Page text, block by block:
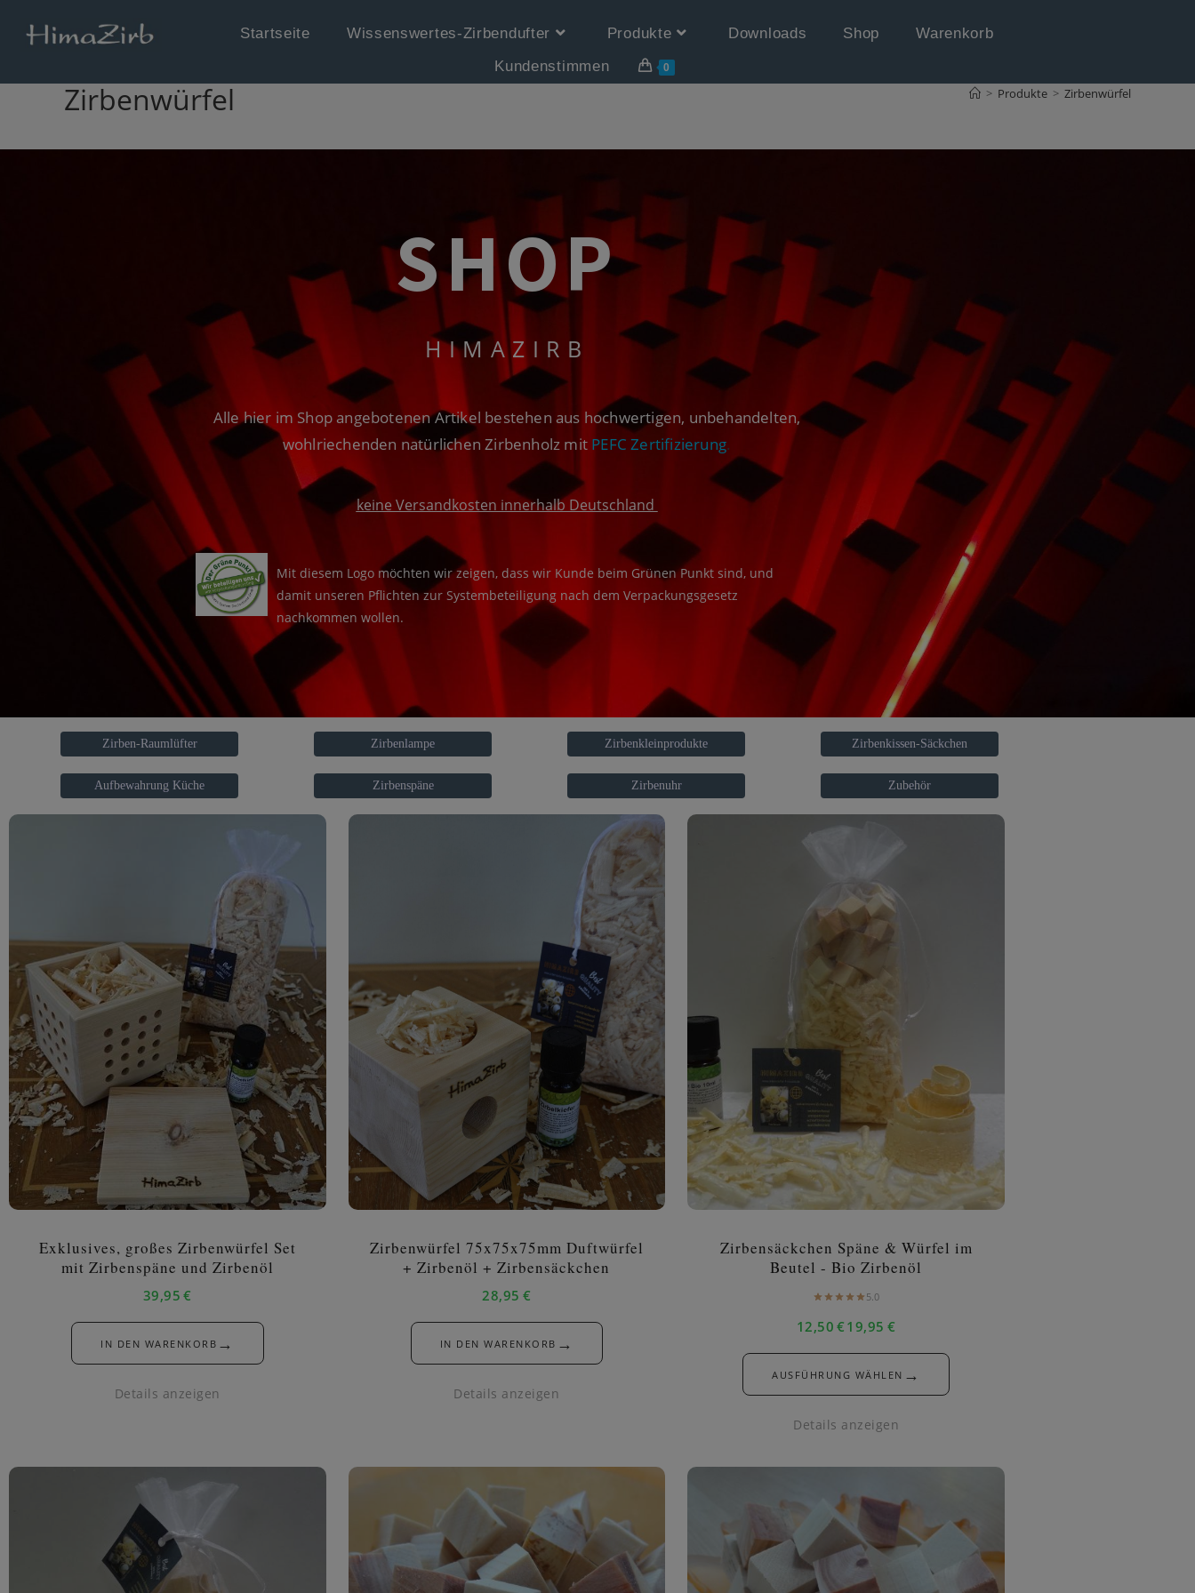
Startseite Wissenswertes-Zirbendufter Produkte Downloads Shop
Warenkorb
Kundenstimmen
0
Zirbenwürfel > Produkte > Zirbenwürfel
SHOP
HIMAZIRB
Alle hier im Shop angebotenen Artikel bestehen aus hochwertigen, unbehandelten,
wohlriechenden natürlichen Zirbenholz mit PEFC Zertifizierung.
keine Versandkosten innerhalb Deutschland
Mit diesem Logo möchten wir zeigen, dass wir Kunde beim Grünen Punkt sind, und
damit unseren Pflichten zur Systembeteiligung nach dem Verpackungsgesetz
nachkommen wollen.
Zirben-Raumlüfter Zirbenlampe Zirbenkleinprodukte Zirbenkissen-Säckchen
Aufbewahrung Küche Zirbenspäne Zirbenuhr Zubehör
Exklusives, großes Zirbenwürfel Set
mit Zirbenspäne und Zirbenöl
39,95 €
IN DEN WARENKORB →
Details anzeigen
Zirbenwürfel 75x75x75mm Duftwürfel
+ Zirbenöl + Zirbensäckchen
28,95 €
IN DEN WARENKORB →
Details anzeigen
Zirbensäckchen Späne & Würfel im
Beutel - Bio Zirbenöl
5.0
12,50 € 19,95 €
AUSFÜHRUNG WÄHLEN →
Details anzeigen